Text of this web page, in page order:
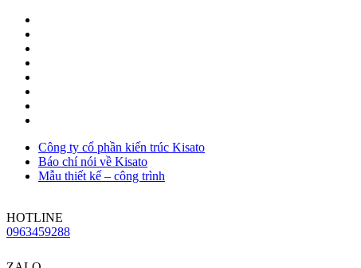
Công ty cổ phần kiến trúc Kisato
Báo chí nói về Kisato
Mẫu thiết kế – công trình
HOTLINE
0963459288